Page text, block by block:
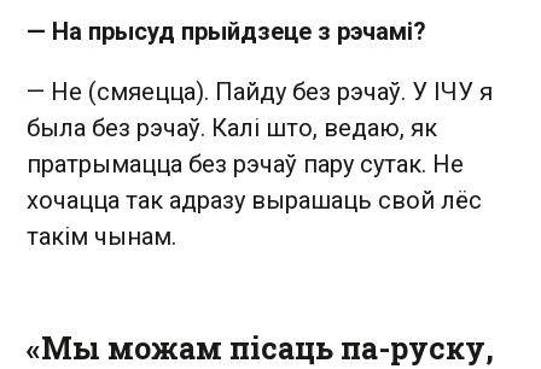
— На прысуд прыйдзеце з рэчамі?
— Не (смяецца). Пайду без рэчаў. У ІЧУ я
была без рэчаў. Калі што, ведаю, як
пратрымацца без рэчаў пару сутак. Не
хочацца так адразу вырашаць свой лёс
такім чынам.
«Мы можам пісаць па-руску,